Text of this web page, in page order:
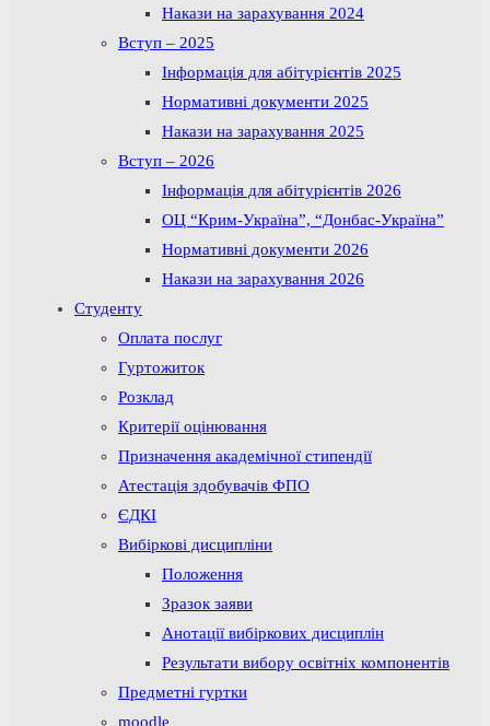
Накази на зарахування 2024
Вступ – 2025
Інформація для абітурієнтів 2025
Нормативні документи 2025
Накази на зарахування 2025
Вступ – 2026
Інформація для абітурієнтів 2026
ОЦ “Крим-Україна”, “Донбас-Україна”
Нормативні документи 2026
Накази на зарахування 2026
Студенту
Оплата послуг
Гуртожиток
Розклад
Критерії оцінювання
Призначення академічної стипендії
Атестація здобувачів ФПО
ЄДКІ
Вибіркові дисципліни
Положення
Зразок заяви
Анотації вибіркових дисциплін
Результати вибору освітніх компонентів
Предметні гуртки
moodle